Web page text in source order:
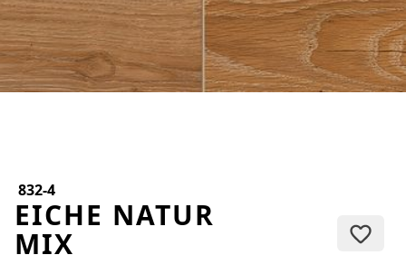
KONTAKT
Sie haben Fragen oder wünschen
eine persönliche Beratung?
Unser Team ist für Sie da –
unser Kontaktformular.
832-4
EICHE NATUR
MIX